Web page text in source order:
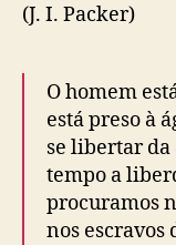
(J. I. Packer)
O homem
está preso à
se libertar da
tempo a
procuramos
nos escravos